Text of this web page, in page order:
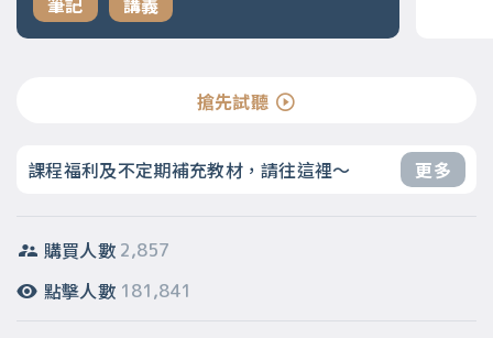
搶先試聽
課程福利及不定期補充教材，請往這裡～ 更多
購買人數 2,857
點擊人數 181,841